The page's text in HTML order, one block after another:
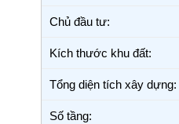
Chủ đầu tư:
Kích thước khu đất:
Tổng diện tích xây dựng:
Số tầng: